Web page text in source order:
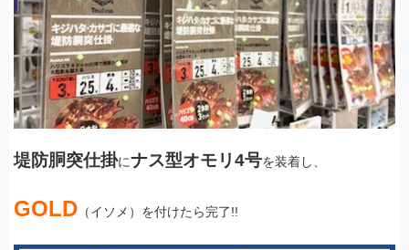
堤防胴突仕掛にナス型オモリ4号を装着し、
GOLD （イソメ）を付けたら完了!!